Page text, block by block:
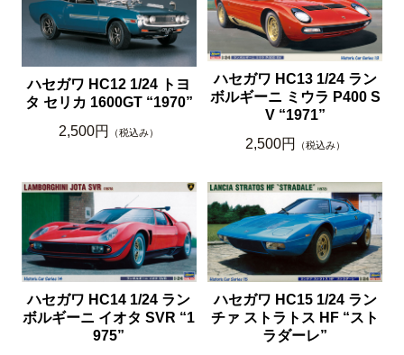
ハセガワ HC12 1/24 トヨ
タ セリカ 1600GT “1970”
2,500円
（税込み）
ハセガワ HC13 1/24 ラン
ボルギーニ ミウラ P400 S
V “1971”
2,500円
（税込み）
ハセガワ HC14 1/24 ラン
ボルギーニ イオタ SVR “1
975”
ハセガワ HC15 1/24 ラン
チァ ストラトス HF “スト
ラダーレ”